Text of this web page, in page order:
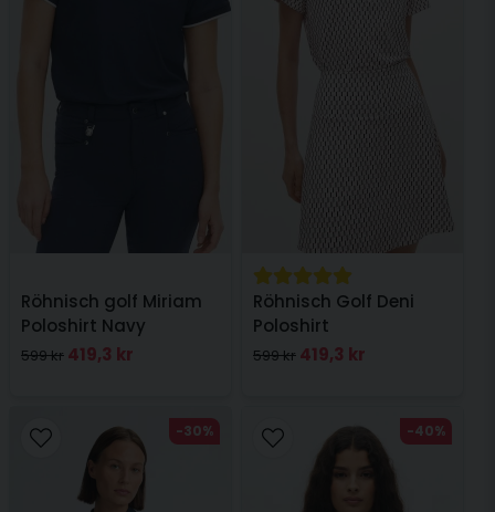
Röhnisch golf Miriam
Poloshirt Navy
599 kr 419,3 kr
Röhnisch Golf Deni
Poloshirt
599 kr 419,3 kr
-30% -40%